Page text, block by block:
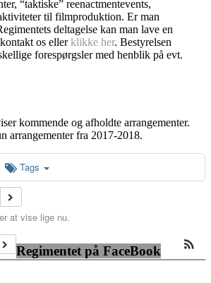
“taktiske” reenactmentevents,
til filmproduktion. Er man
deltagelse kan man lave en
os ellerklikke her. Bestyrelsen
forespørgsler med henblik på evt.
kommende og afholdte arrangementer.
arrangementer fra 2017-2018.
Tags
at vise lige nu.
Regimentet på FaceBook